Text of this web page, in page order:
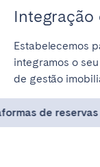
Integração
Estabelecemos
integramos o
de gestão
Pagamentos